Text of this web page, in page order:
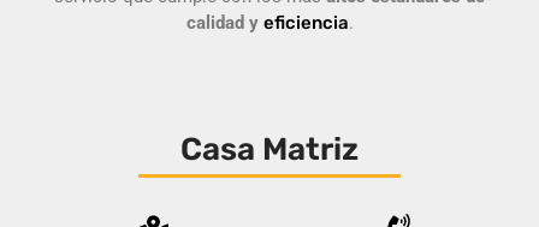
calidad y eficiencia.
Casa Matriz